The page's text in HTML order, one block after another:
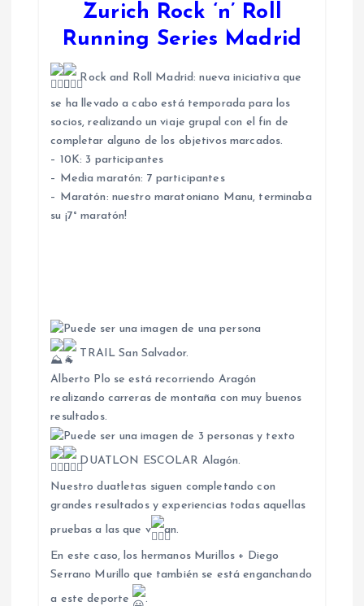
Zurich Rock ‘n’ Roll
Running Series Madrid
Rock and Roll Madrid: nueva iniciativa que
se ha llevado a cabo está temporada para los
socios, realizando un viaje grupal con el fin de
completar alguno de los objetivos marcados.
– 10K: 3 participantes
– Media maratón: 7 participantes
– Maratón: nuestro maratoniano Manu, terminaba
su ¡7° maratón!
TRAIL San Salvador.
Alberto Plo se está recorriendo Aragón
realizando carreras de montaña con muy buenos
resultados.
DUATLON ESCOLAR Alagón.
Nuestro duatletas siguen completando con
grandes resultados y experiencias todas aquellas
pruebas a las que v an.
En este caso, los hermanos Murillos + Diego
Serrano Murillo que también se está enganchando
a este deporte .